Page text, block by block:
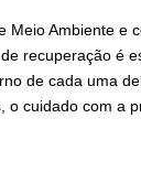
Ambiente e
recuperação é
de cada uma
o cuidado com a